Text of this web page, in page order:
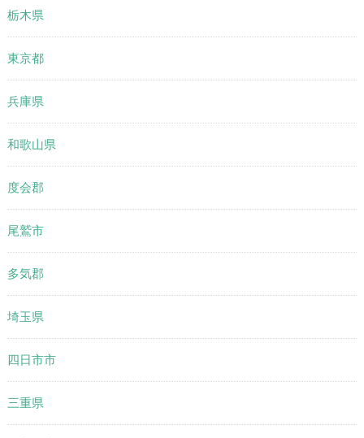
栃木県
東京都
兵庫県
和歌山県
度会郡
尾鷲市
多気郡
埼玉県
四日市市
三重県